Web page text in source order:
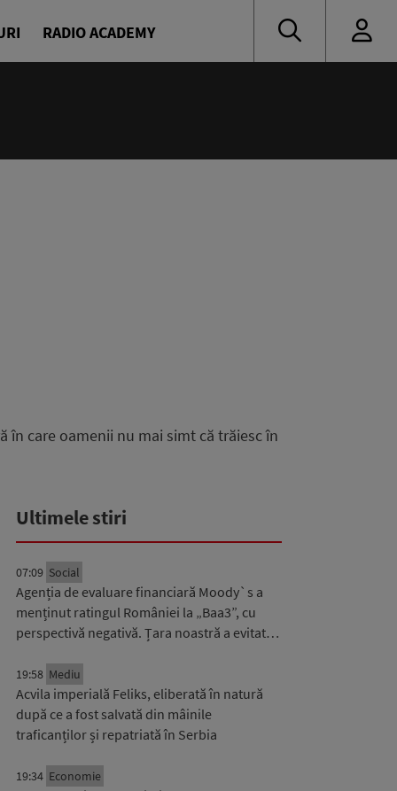
RADIO ACADEMY
în care oamenii nu mai simt că trăiesc în
Ultimele stiri
07:09 Social
Agenția de evaluare financiară Moody`s a
menținut ratingul României la „Baa3”, cu
perspectivă negativă. Țara noastră a evitat…
19:58 Mediu
Acvila imperială Feliks, eliberată în natură
după ce a fost salvată din mâinile
traficanților și repatriată în Serbia
19:34 Economie